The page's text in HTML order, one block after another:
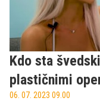
reprezentance,
hokejistk, ki so
drugim razgalila
izpostavila
preživijo le dve uri
težko doseči
Kdo sta
plastičnimi
06. 07. 2023 09.00